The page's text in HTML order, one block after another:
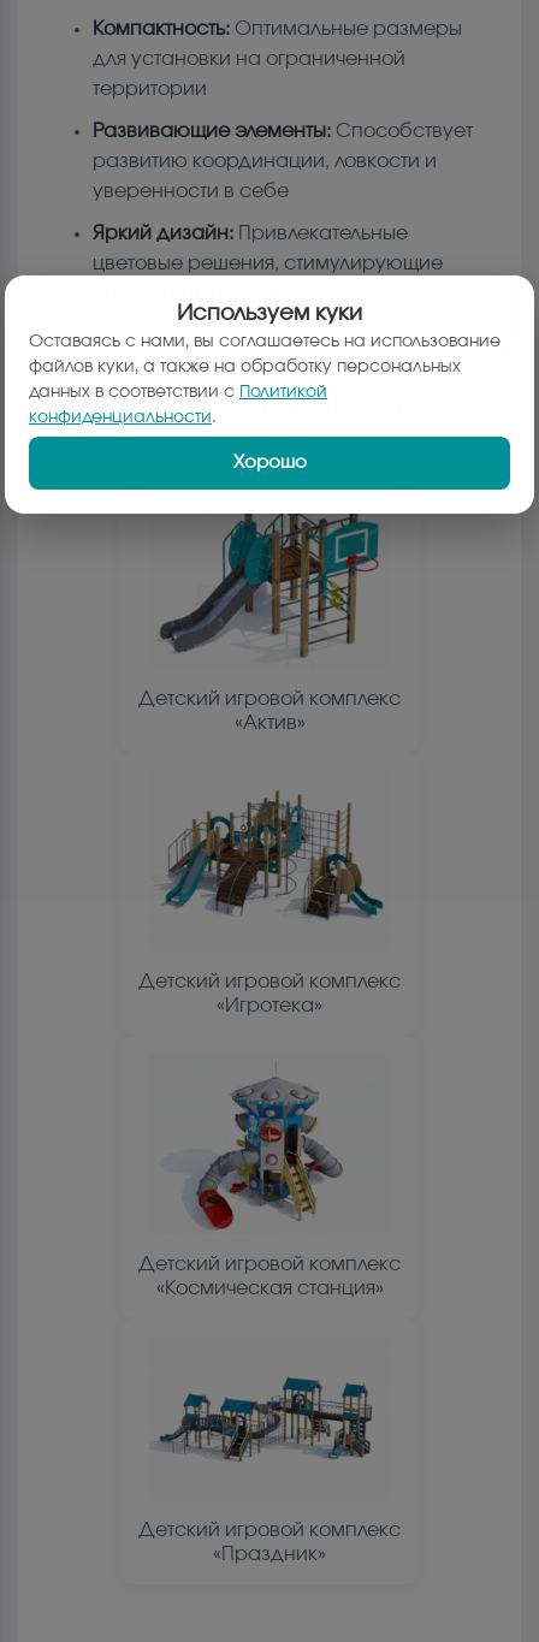
Компактность: Оптимальные размеры
для установки на ограниченной
территории
Развивающие элементы: Способствует
развитию координации, ловкости и
уверенности в себе
Яркий дизайн: Привлекательные
цветовые решения, стимулирующие
ПОХОЖИЕ ТОВАРЫ:
Детский игровой комплекс
«Актив»
Детский игровой комплекс
«Игротека»
Детский игровой комплекс
«Космическая станция»
Детский игровой комплекс
«Праздник»
Используем куки
Оставаясь с нами, вы соглашаетесь на использование
файлов куки, а также на обработку персональных
данных в соответствии с
Политикой
конфиденциальности.
Хорошо